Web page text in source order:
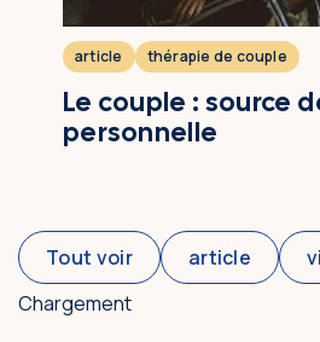
article thérapie de couple
Le couple : source
personnelle
Tout voir article
Chargement